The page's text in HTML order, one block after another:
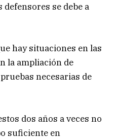
se debe a
hay situaciones en las
la ampliación de
necesarias de
dos años a veces no
suficiente en